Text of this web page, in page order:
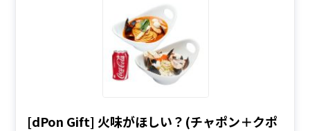
[dPon Gift] 火味がほしい？(チャポン＋クポ